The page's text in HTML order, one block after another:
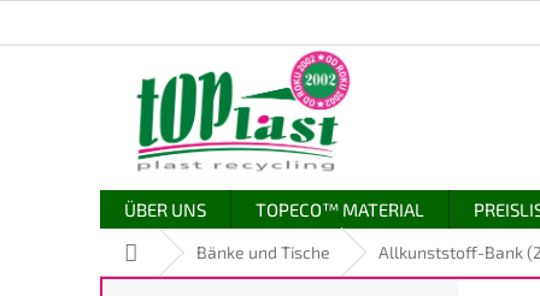
ÜBER UNS TOPECO™ MATERIAL
StartseiteBänke und Tische Allkunststoff-Bank